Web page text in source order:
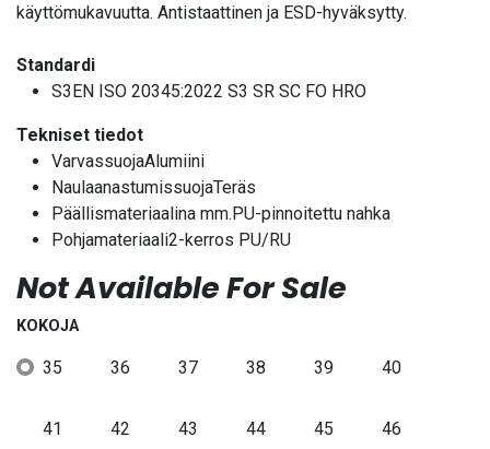
käyttömukavuutta. Antistaattinen ja ESD-hyväksytty.
Standardi
S3EN ISO 20345:2022 S3 SR SC FO HRO
Tekniset tiedot
VarvassuojaAlumiini
NaulaanastumissuojaTeräs
Päällismateriaalina mm.PU-pinnoitettu nahka
Pohjamateriaali2-kerros PU/RU
Not Available For Sale
KOKOJA
35 36 37 38 39 40
41 42 43 44 45 46